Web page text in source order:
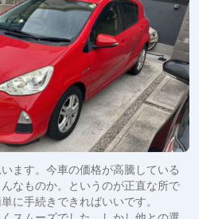
ます。今車の価格が高騰している
なものか。というのが正直な所で
に手続きできればいいです。